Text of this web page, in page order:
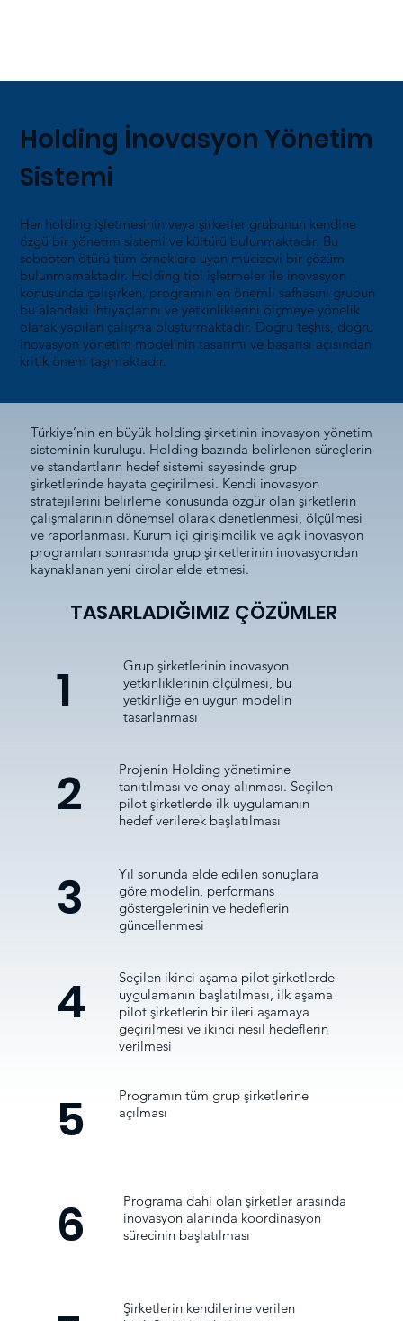
Türkiye’nin en büyük holding şirketinin inovasyon yönetim
sisteminin kuruluşu. Holding bazında belirlenen süreçlerin
ve standartların hedef sistemi sayesinde grup
şirketlerinde hayata geçirilmesi. Kendi inovasyon
stratejilerini belirleme konusunda özgür olan şirketlerin
çalışmalarının dönemsel olarak denetlenmesi, ölçülmesi
ve raporlanması. Kurum içi girişimcilik ve açık inovasyon
programları sonrasında grup şirketlerinin inovasyondan
kaynaklanan yeni cirolar elde etmesi.
TASARLADIĞIMIZ ÇÖZÜMLER
1
Grup şirketlerinin inovasyon
yetkinliklerinin ölçülmesi, bu
yetkinliğe en uygun modelin
tasarlanması
2
Projenin Holding yönetimine
tanıtılması ve onay alınması. Seçilen
pilot şirketlerde ilk uygulamanın
hedef verilerek başlatılması
3
Yıl sonunda elde edilen sonuçlara
göre modelin, performans
göstergelerinin ve hedeflerin
güncellenmesi
5
Programın tüm grup şirketlerine
açılması
4
Seçilen ikinci aşama pilot şirketlerde
uygulamanın başlatılması, ilk aşama
pilot şirketlerin bir ileri aşamaya
geçirilmesi ve ikinci nesil hedeflerin
verilmesi
6
Programa dahi olan şirketler arasında
inovasyon alanında koordinasyon
sürecinin başlatılması
Şirketlerin kendilerine verilen
Holding İnovasyon Yönetim
Sistemi
Her holding işletmesinin veya şirketler grubunun kendine
özgü bir yönetim sistemi ve kültürü bulunmaktadır. Bu
sebepten ötürü tüm örneklere uyan mucizevi bir çözüm
bulunmamaktadır. Holding tipi işletmeler ile inovasyon
konusunda çalışırken, programın en önemli safhasını grubun
bu alandaki ihtiyaçlarını ve yetkinliklerini ölçmeye yönelik
olarak yapılan çalışma oluşturmaktadır. Doğru teşhis, doğru
inovasyon yönetim modelinin tasarımı ve başarısı açısından
kritik önem taşımaktadır.